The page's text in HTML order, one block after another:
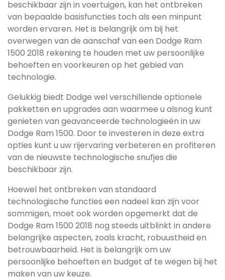
beschikbaar zijn in voertuigen, kan het ontbreken
van bepaalde basisfuncties toch als een minpunt
worden ervaren. Het is belangrijk om bij het
overwegen van de aanschaf van een Dodge Ram
1500 2018 rekening te houden met uw persoonlijke
behoeften en voorkeuren op het gebied van
technologie.
Gelukkig biedt Dodge wel verschillende optionele
pakketten en upgrades aan waarmee u alsnog kunt
genieten van geavanceerde technologieën in uw
Dodge Ram 1500. Door te investeren in deze extra
opties kunt u uw rijervaring verbeteren en profiteren
van de nieuwste technologische snufjes die
beschikbaar zijn.
Hoewel het ontbreken van standaard
technologische functies een nadeel kan zijn voor
sommigen, moet ook worden opgemerkt dat de
Dodge Ram 1500 2018 nog steeds uitblinkt in andere
belangrijke aspecten, zoals kracht, robuustheid en
betrouwbaarheid. Het is belangrijk om uw
persoonlijke behoeften en budget af te wegen bij het
maken van uw keuze.